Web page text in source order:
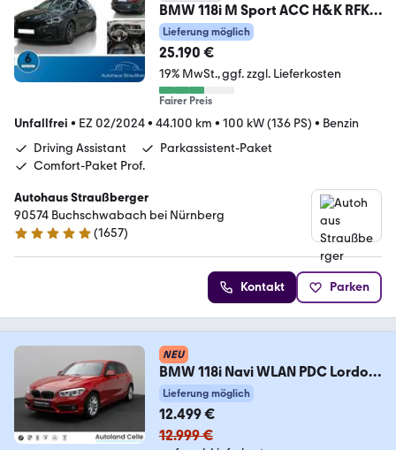
BMW 118i M Sport ACC H&K RFK
2-ZK adp.LED SHZ LrHz
Lieferung möglich
25.190 €
19% MwSt. ggf. zzgl. Lieferkosten
Fairer Preis
Unfallfrei • EZ 02/2024• 44.100 km • 100 kW (136 PS) • Benzin
Driving Assistant
Parkassistent-Paket
Comfort-Paket Prof.
Autohaus Straußberger
90574 Buchschwabach bei Nürnberg
4.9 Sterne
(1657)
Kontakt Parken
NEU
BMW 118i Navi WLAN PDC Lordos
LED Geschwindigkeitsr
Lieferung möglich
12.499 €
12.999 €